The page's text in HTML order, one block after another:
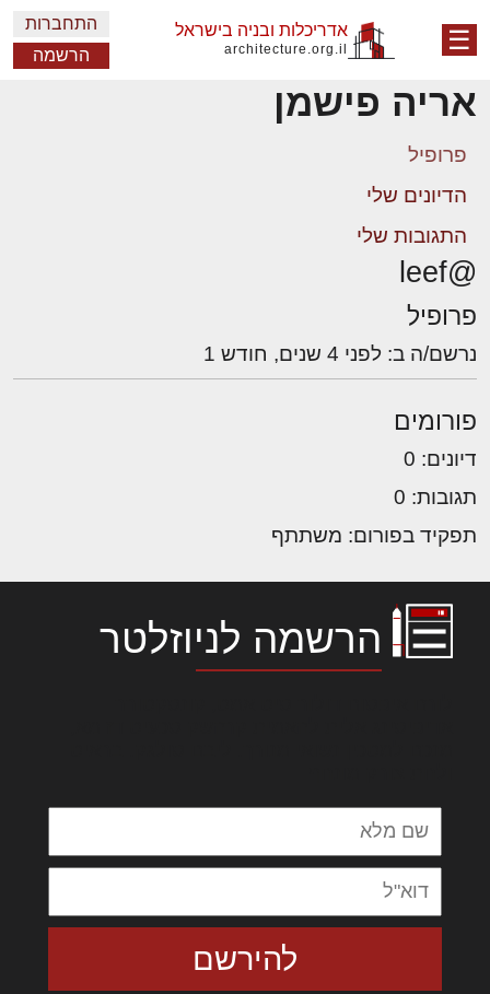
☰ אדריכלות ובניה בישראל
architecture.org.il
התחברות
הרשמה
אריה פישמן
פרופיל
הדיונים שלי
התגובות שלי
@leef
פרופיל
נרשם/ה ב: לפני 4 שנים, חודש 1
פורומים
דיונים: 0
תגובות: 0
תפקיד בפורום: משתתף
הרשמה לניוזלטר